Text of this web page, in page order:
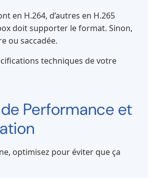
en H.264, d’autres en H.265
doit supporter le format. Sinon,
ou saccadée.
techniques de votre
Performance et
optimisez pour éviter que ça